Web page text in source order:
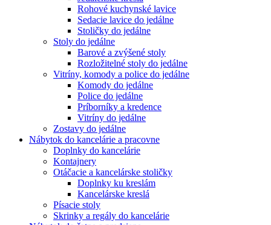
Rohové kuchynské lavice
Sedacie lavice do jedálne
Stoličky do jedálne
Stoly do jedálne
Barové a zvýšené stoly
Rozložitelné stoly do jedálne
Vitríny, komody a police do jedálne
Komody do jedálne
Police do jedálne
Príborníky a kredence
Vitríny do jedálne
Zostavy do jedálne
Nábytok do kancelárie a pracovne
Doplnky do kancelárie
Kontajnery
Otáčacie a kancelárske stoličky
Doplnky ku kreslám
Kancelárske kreslá
Písacie stoly
Skrinky a regály do kancelárie